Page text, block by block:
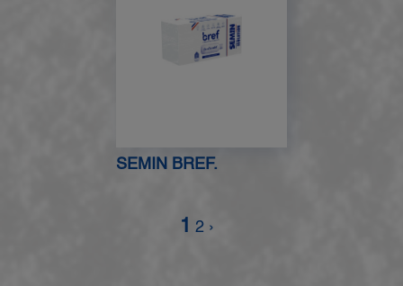
SEMIN BREF.
Page courante
1 Page
2 Page suivante
›